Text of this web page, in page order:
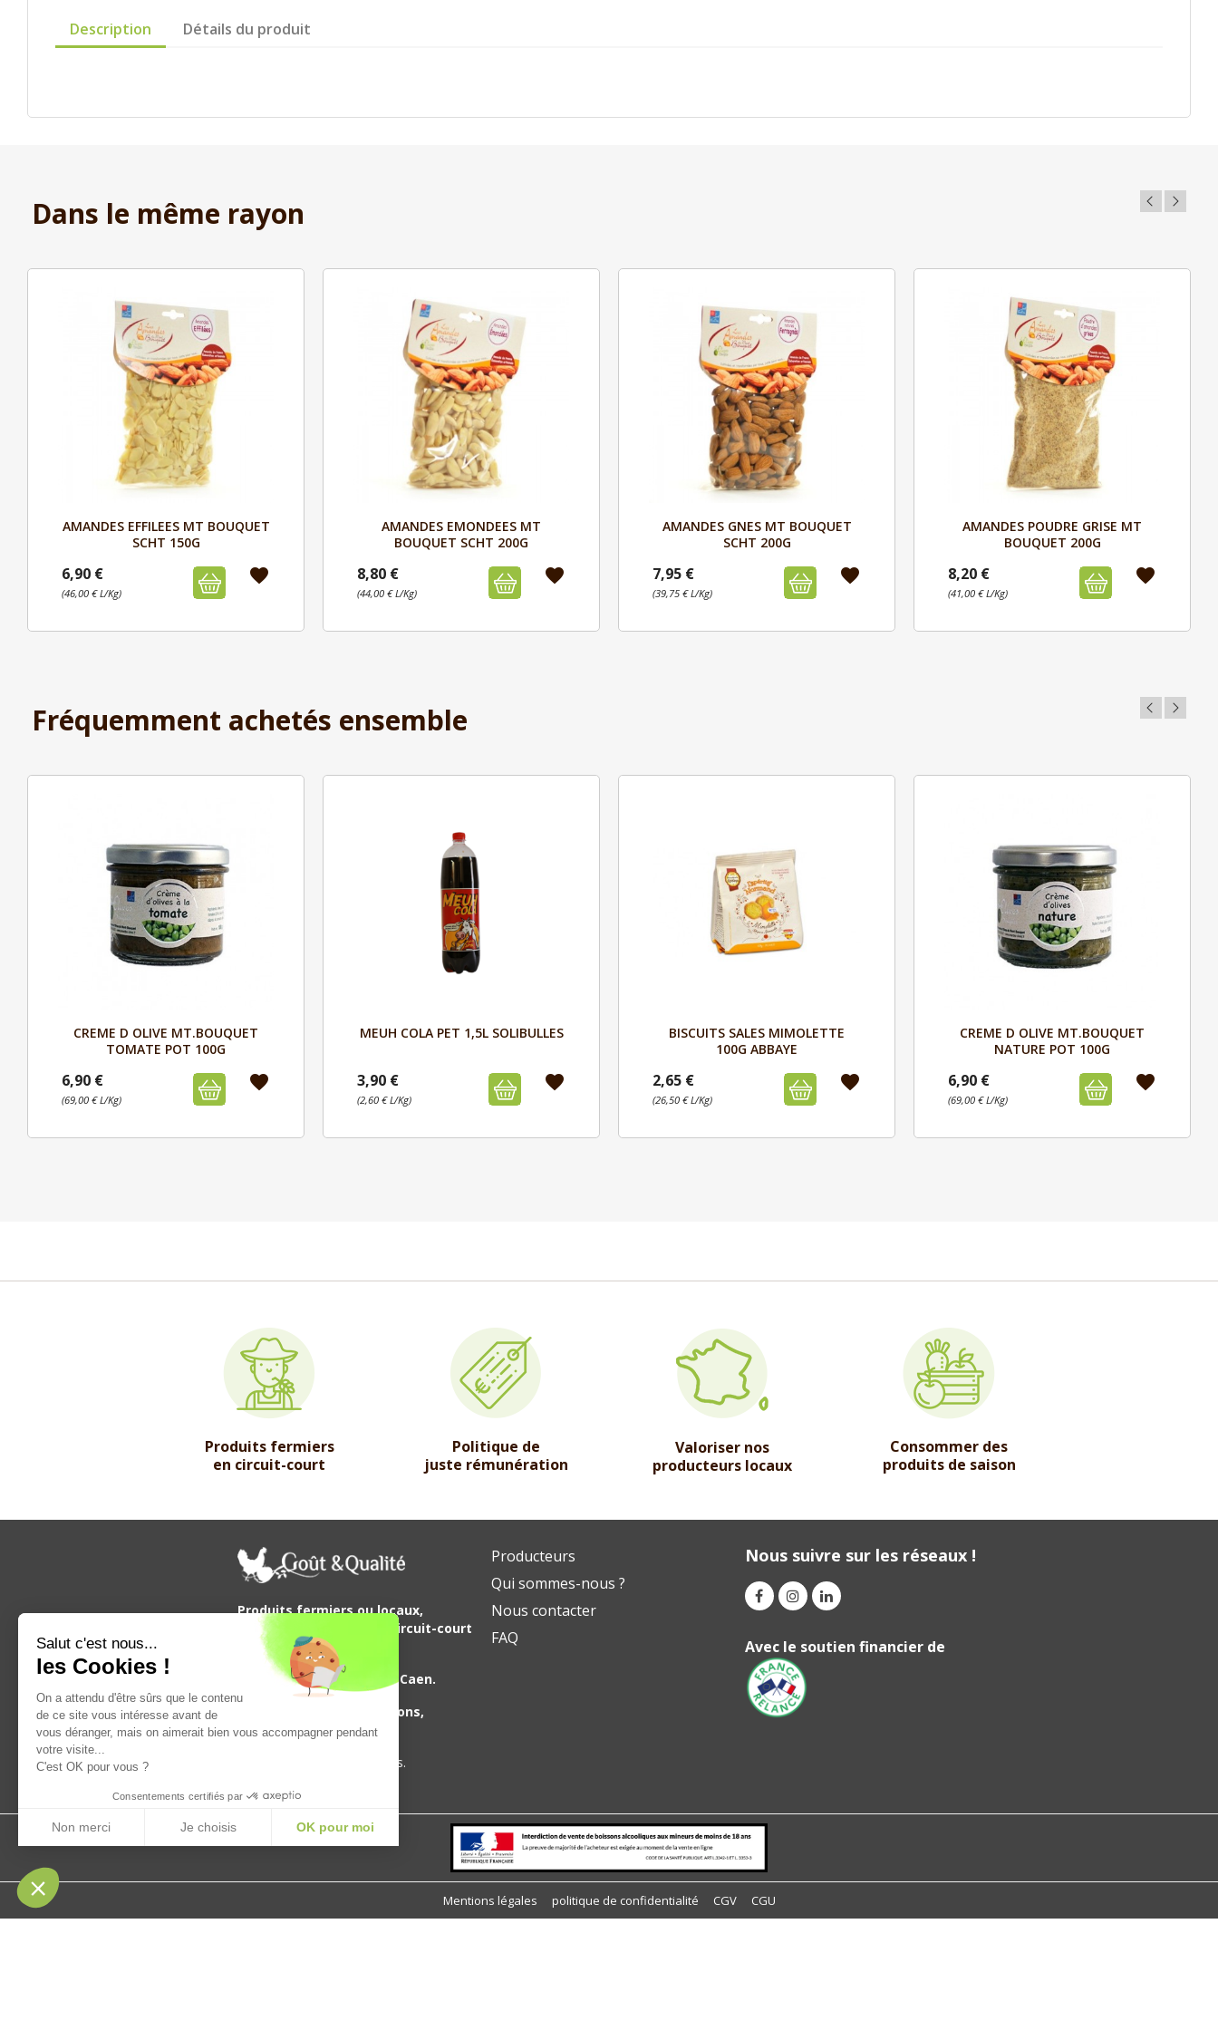
Description Détails du produit
Dans le même rayon
Aperçu
AMANDES EFFILEES MT BOUQUET
SCHT 150G
6,90 €
(46,00 € L/Kg)
favorite
 Aperçu
AMANDES EMONDEES MT
BOUQUET SCHT 200G
8,80 €
(44,00 € L/Kg)
favorite
Aperçu
AMANDES GNES MT BOUQUET
SCHT 200G
7,95 €
(39,75 € L/Kg)
favorite
Aperçu
AMANDES POUDRE GRISE MT
BOUQUET 200G
8,20 €
(41,00 € L/Kg)
favorite
Fréquemment achetés ensemble
Aperçu
CREME D OLIVE MT.BOUQUET
TOMATE POT 100G
6,90 €
(69,00 € L/Kg)
favorite
Aperçu
MEUH COLA PET 1,5L SOLIBULLES
3,90 €
(2,60 € L/Kg)
favorite
Aperçu
BISCUITS SALES MIMOLETTE
100G ABBAYE
2,65 €
(26,50 € L/Kg)
favorite
Aperçu
CREME D OLIVE MT.BOUQUET
NATURE POT 100G
6,90 €
(69,00 € L/Kg)
favorite
Produits fermiers
en circuit-court
Politique de
juste rémunération
Valoriser nos
producteurs locaux
Consommer des
produits de saison
Produits fermiers ou locaux,
Produits de saison,
en circuit-court
à Caen en Normandie.
Boucherie-charcuterie à Caen.
Epicerie, crémerie, boissons,
cosmétiques.
Drive disponible en 2 heures.
Producteurs
Qui sommes-nous ?
Nous contacter
FAQ
Nous suivre sur les réseaux !
Avec le soutien financier de
Mentions légales politique de confidentialité CGV CGU
Salut c'est nous...
les Cookies !
On a attendu d'être sûrs que le contenu
de ce site vous intéresse avant de
vous déranger, mais on aimerait bien vous accompagner pendant
votre visite...
C'est OK pour vous ?
Consentements certifiés par
Non merci Je choisis OK pour moi
Notre plateforme vous permet d'adapter et de gérer vos paramètres de confidentialité, en garantissant la conformité avec les réglementations. Personnalisez vos préférences pour contrôler la manière